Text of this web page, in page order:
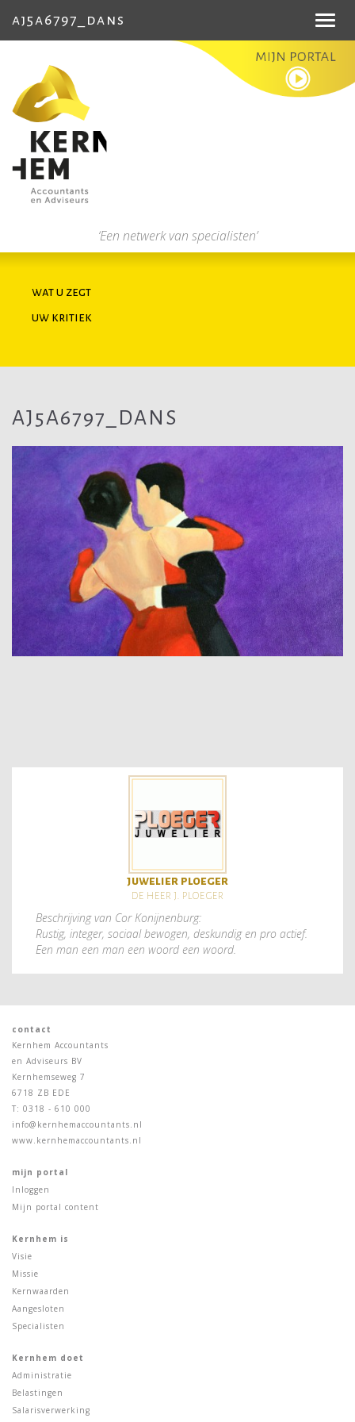
aj5a6797_dans
‘Een netwerk van specialisten’
wat u zegt
uw kritiek
AJ5A6797_DANS
juwelier ploeger
de heer j. ploeger
Beschrijving van Cor Konijnenburg:
Rustig, integer, sociaal bewogen, deskundig en pro actief.
Een man een man een woord een woord.
contact
Kernhem Accountants
en Adviseurs BV
Kernhemseweg 7
6718 ZB EDE
T: 0318 - 610 000
info@kernhemaccountants.nl
www.kernhemaccountants.nl
mijn portal
Inloggen
Mijn portal content
Kernhem is
Visie
Missie
Kernwaarden
Aangesloten
Specialisten
Kernhem doet
Administratie
Belastingen
Salarisverwerking